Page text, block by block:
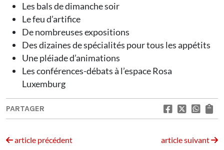
Les bals de dimanche soir
Le feu d’artifice
De nombreuses expositions
Des dizaines de spécialités pour tous les appétits
Une pléiade d’animations
Les conférences-débats à l’espace Rosa
Luxemburg
PARTAGER
article précédent article suivant